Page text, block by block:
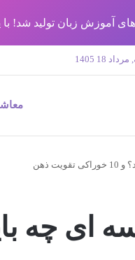
تولید شد! با یادگیری هر زبانی در
18 1405
ذهن
کرد؟ و 10